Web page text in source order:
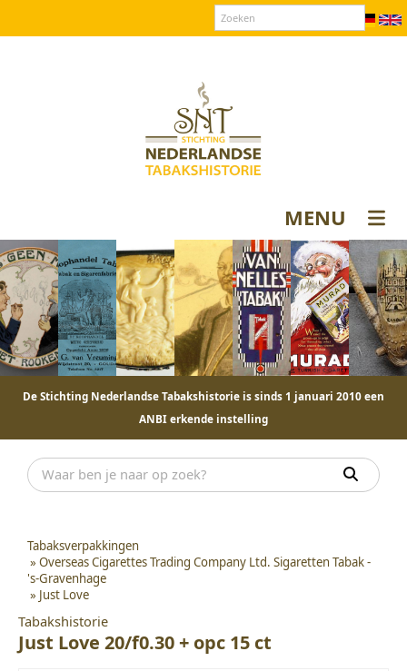
MENU
De Stichting Nederlandse Tabakshistorie is sinds 1 januari 2010 een
ANBI erkende instelling
Tabaksverpakkingen
» Overseas Cigarettes Trading Company Ltd. Sigaretten Tabak -
's-Gravenhage
» Just Love
Tabakshistorie
Just Love 20/f0.30 + opc 15 ct